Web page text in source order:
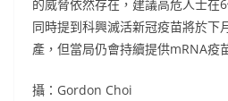
的威脅依然存在，建議高危人士在
同時提到科興滅活新冠疫苗將於下
產，但當局仍會持續提供mRNA疫
攝：Gordon Choi